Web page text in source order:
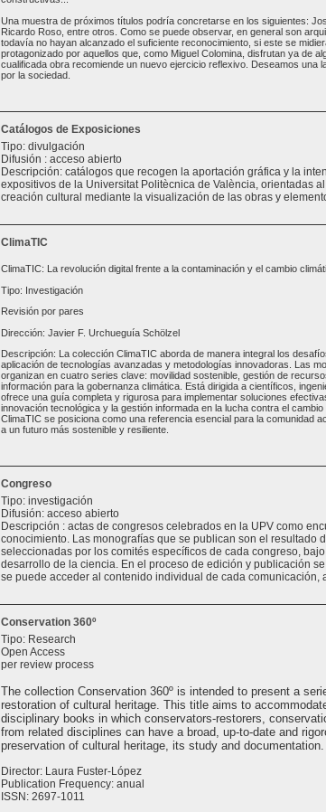
Una muestra de próximos títulos podría concretarse en los siguientes:
Ricardo Roso, entre otros. Como se puede observar, en general son
todavía no hayan alcanzado el suficiente reconocimiento, si este se
protagonizado por aquellos que, como Miguel Colomina, disfrutan ya de
cualificada obra recomiende un nuevo ejercicio reflexivo. Deseamos una
por la sociedad.
Catálogos de Exposiciones
Tipo: divulgación
Difusión : acceso abierto
Descripción: catálogos que recogen la aportación gráfica y la
expositivos de la Universitat Politècnica de València, orientadas
creación cultural mediante la visualización de las obras y
ClimaTIC
ClimaTIC: La revolución digital frente a la contaminación y el cambio
Tipo: Investigación
Revisión por pares
Dirección: Javier F. Urchueguía Schölzel
Descripción: La colección ClimaTIC aborda de manera integral los
aplicación de tecnologías avanzadas y metodologías innovadoras. Las
organizan en cuatro series clave: movilidad sostenible, gestión de
información para la gobernanza climática. Está dirigida a científicos,
ofrece una guía completa y rigurosa para implementar soluciones
innovación tecnológica y la gestión informada en la lucha contra el
ClimaTIC se posiciona como una referencia esencial para la comunidad
a un futuro más sostenible y resiliente.
Congreso
Tipo: investigación
Difusión: acceso abierto
Descripción : actas de congresos celebrados en la UPV como
conocimiento. Las monografías que se publican son el resultado
seleccionadas por los comités específicos de cada congreso,
desarrollo de la ciencia. En el proceso de edición y publicación
se puede acceder al contenido individual de cada comunicación,
Conservation 360º
Tipo: Research
Open Access
per review process
The collection Conservation 360º is intended to present a
restoration of cultural heritage. This title aims to
disciplinary books in which conservators-restorers,
from related disciplines can have a broad, up-to-date and
preservation of cultural heritage, its study and documentation.
Director: Laura Fuster-López
Publication Frequency: anual
ISSN: 2697-1011